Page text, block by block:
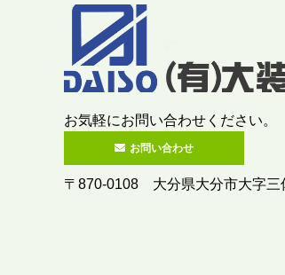
お気軽にお問い合わせください。
お問い合わせ
〒870-0108 大分県大分市大字三